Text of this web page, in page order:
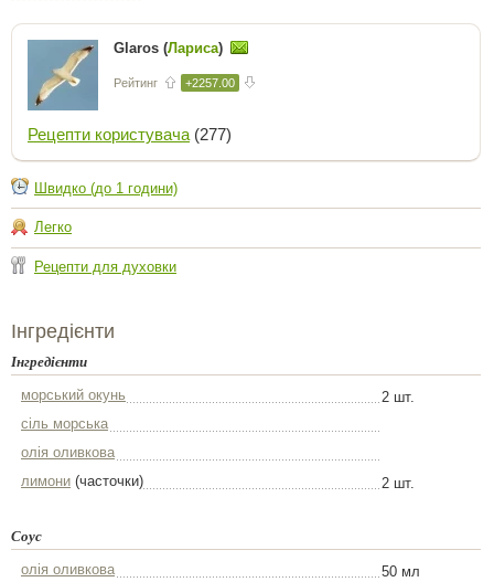
Glaros (Лариса)
Рейтинг +2257.00
Рецепти користувача (277)
Швидко (до 1 години)
Легко
Рецепти для духовки
Інгредієнти
Інгредієнти
морський окунь
2 шт.
сіль морська
олія оливкова
лимони (часточки) 2 шт.
Соус
олія оливкова
50 мл